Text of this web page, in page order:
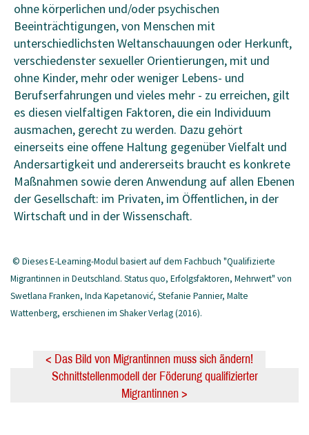
ohne körperlichen und/oder psychischen
Beeinträchtigungen, von Menschen mit
unterschiedlichsten Weltanschauungen oder Herkunft,
verschiedenster sexueller Orientierungen, mit und
ohne Kinder, mehr oder weniger Lebens- und
Berufserfahrungen und vieles mehr - zu erreichen, gilt
es diesen vielfaltigen Faktoren, die ein Individuum
ausmachen, gerecht zu werden. Dazu gehört
einerseits eine offene Haltung gegenüber Vielfalt und
Andersartigkeit und andererseits braucht es konkrete
Maßnahmen sowie deren Anwendung auf allen Ebenen
der Gesellschaft: im Privaten, im Öffentlichen, in der
Wirtschaft und in der Wissenschaft.
© Dieses E-Learning-Modul basiert auf dem Fachbuch "Qualifizierte
Migrantinnen in Deutschland. Status quo, Erfolgsfaktoren, Mehrwert" von
Swetlana Franken, Inda Kapetanović, Stefanie Pannier, Malte
Wattenberg, erschienen im Shaker Verlag (2016).
< Das Bild von Migrantinnen muss sich ändern!
Schnittstellenmodell der Föderung qualifizierter
Migrantinnen >